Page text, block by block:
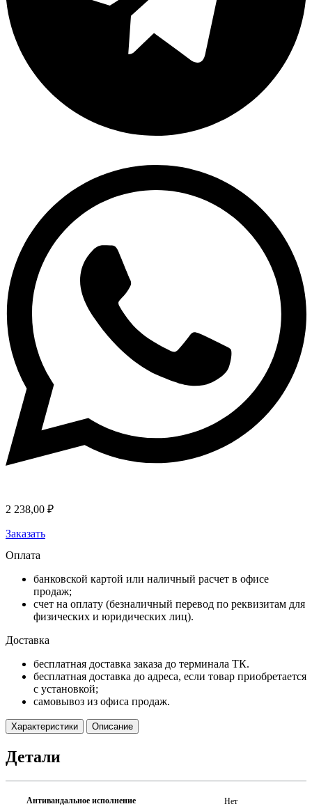
2 238,00 ₽
Заказать
Оплата
банковской картой или наличный расчет в офисе
продаж;
счет на оплату (безналичный перевод по реквизитам для
физических и юридических лиц).
Доставка
бесплатная доставка заказа до терминала ТК.
бесплатная доставка до адреса, если товар приобретается
с установкой;
самовывоз из офиса продаж.
Характеристики Описание
Детали
Антивандальное исполнение Нет